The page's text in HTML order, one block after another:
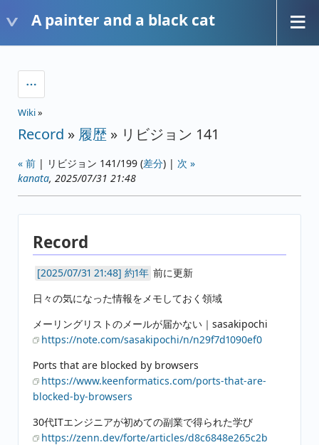
A painter and a black cat
Wiki»
Record » 履歴 » リビジョン 141
« 前 | リビジョン 141/199 (差分) | 次 »
kanata, 2025/07/31 21:48
Record
約1年 前に更新
日々の気になった情報をメモしておく領域
メーリングリストのメールが届かない｜sasakipochi
https://note.com/sasakipochi/n/n29f7d1090ef0
Ports that are blocked by browsers
https://www.keenformatics.com/ports-that-are-
blocked-by-browsers
30代ITエンジニアが初めての副業で得られた学び
https://zenn.dev/forte/articles/d8c6848e265c2b